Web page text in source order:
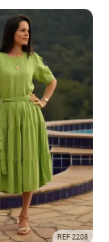
REF 2208